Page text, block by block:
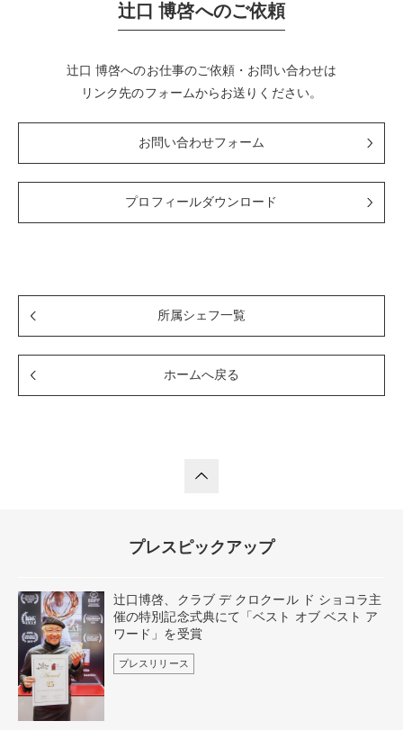
辻口 博啓へのご依頼
辻口 博啓へのお仕事のご依頼・お問い合わせは
リンク先のフォームからお送りください。
お問い合わせフォーム
プロフィールダウンロード
所属シェフ一覧
ホームへ戻る
プレスピックアップ
辻口博啓、クラブ デ クロクール ド ショコラ主
催の特別記念式典にて「ベスト オブ ベスト ア
ワード」を受賞
プレスリリース